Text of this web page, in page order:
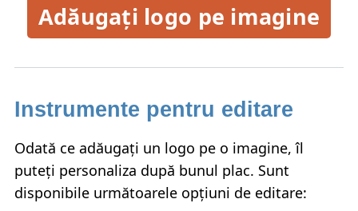
Adăugați logo pe imagine
Instrumente pentru editare
Odată ce adăugați un logo pe o imagine, îl
puteți personaliza după bunul plac. Sunt
disponibile următoarele opțiuni de editare: